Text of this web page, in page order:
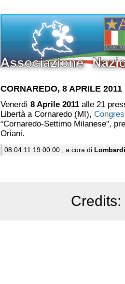
CORNAREDO, 8 APRILE
Venerdì 8 Aprile 2011 alle 21
Libertà a Cornaredo (MI),
“Cornaredo-Settimo Milanese",
Oriani.
08.04.11 19:00:00 , a cura di
Credits: